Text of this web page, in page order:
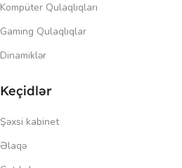
Kompüter Qulaqlıqları
Gaming Qulaqlıqlar
Dinamiklər
Keçidlər
Şəxsi kabinet
Əlaqə